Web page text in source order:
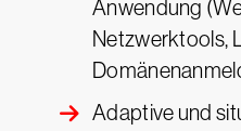
Anwendung
Netzwerktools,
Adaptive und